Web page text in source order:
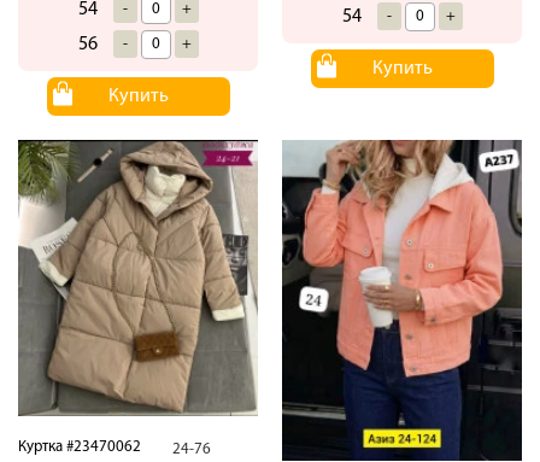
54 - +
56 - +
Купить
54 - +
Купить
Куртка #23470062 24-76